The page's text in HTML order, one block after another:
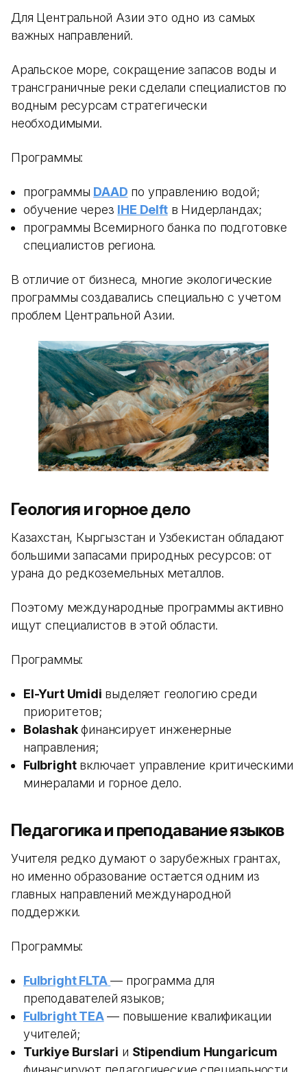
Для Центральной Азии это одно из самых
важных направлений.
Аральское море, сокращение запасов воды и
трансграничные реки сделали специалистов по
водным ресурсам стратегически
необходимыми.
Программы:
программы DAAD по управлению водой;
обучение через IHE Delftв Нидерландах;
программы Всемирного банка по подготовке
специалистов региона.
В отличие от бизнеса, многие экологические
программы создавались специально с учетом
проблем Центральной Азии.
Геология и горное дело
Казахстан, Кыргызстан и Узбекистан обладают
большими запасами природных ресурсов: от
урана до редкоземельных металлов.
Поэтому международные программы активно
ищут специалистов в этой области.
Программы:
El-Yurt Umidi выделяет геологию среди
приоритетов;
Bolashakфинансирует инженерные
направления;
Fulbrightвключает управление критическими
минералами и горное дело.
Педагогика и преподавание языков
Учителя редко думают о зарубежных грантах,
но именно образование остается одним из
главных направлений международной
поддержки.
Программы:
Fulbright FLTA — программа для
преподавателей языков;
Fulbright TEA— повышение квалификации
учителей;
Turkiye Burslari и Stipendium Hungaricum